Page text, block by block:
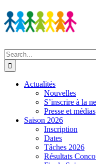
to
content
Search
for:
Actualités
Nouvelles
S’inscrire à la
Presse et médias
Saison 2026
Inscription
Dates
Tâches 2026
Résultats